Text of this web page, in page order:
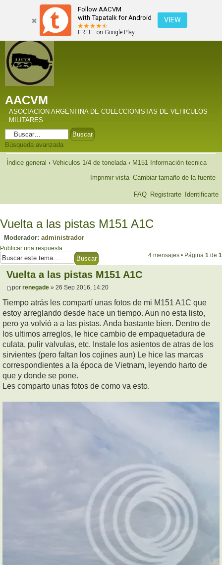
Follow AACVM
with Tapatalk for Android
FREE - on Google Play
VIEW
AACVM
ASOCIACION ARGENTINA DE COLECCIONISTAS DE VEHICULOS
MILITARES
Búsqueda avanzada
Índice general ‹ Vehiculos 1/4 de tonelada ‹ M151 Información tecnica
Cambiar tamaño de la fuente
Imprimir vista
FAQ Registrarte Identificarte
Vuelta a las pistas M151 A1C
Moderador: administrador
Publicar una respuesta
4 mensajes • Página 1 de 1
Vuelta a las pistas M151 A1C
por renegade » 26 Sep 2016, 14:20
Tiempo atrás les compartí unas fotos de mi M151 A1C que
estoy arreglando desde hace un tiempo. Aun no esta listo,
pero ya volvió a a las pistas. Anda bastante bien. Dentro de
los ultimos arreglos, le hice cambio de empaquetadura de
culata, pulir valvulas, etc. Instale los asientos de atras de los
sirvientes (pero faltan los cojines aun) Le hice las marcas
correspondientes a la época de Vietnam, leyendo harto de
que y donde se pone.
Les comparto unas fotos de como va esto.